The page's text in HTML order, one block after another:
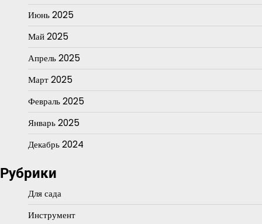
Июнь 2025
Май 2025
Апрель 2025
Март 2025
Февраль 2025
Январь 2025
Декабрь 2024
Рубрики
Для сада
Инструмент